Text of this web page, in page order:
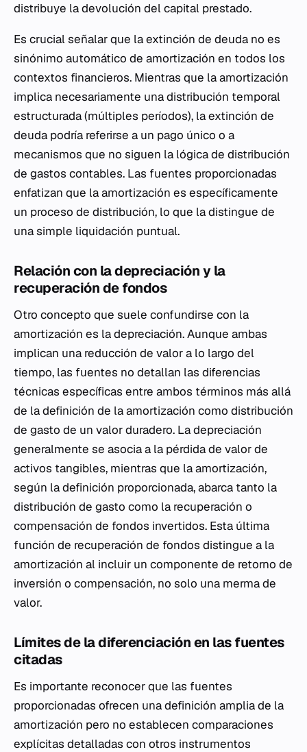
distribuye la devolución del capital prestado.
Es crucial señalar que la extinción de deuda no es
sinónimo automático de amortización en todos los
contextos financieros. Mientras que la amortización
implica necesariamente una distribución temporal
estructurada (múltiples períodos), la extinción de
deuda podría referirse a un pago único o a
mecanismos que no siguen la lógica de distribución
de gastos contables. Las fuentes proporcionadas
enfatizan que la amortización es específicamente
un proceso de distribución, lo que la distingue de
una simple liquidación puntual.
Relación con la depreciación y la
recuperación de fondos
Otro concepto que suele confundirse con la
amortización es la depreciación. Aunque ambas
implican una reducción de valor a lo largo del
tiempo, las fuentes no detallan las diferencias
técnicas específicas entre ambos términos más allá
de la definición de la amortización como distribución
de gasto de un valor duradero. La depreciación
generalmente se asocia a la pérdida de valor de
activos tangibles, mientras que la amortización,
según la definición proporcionada, abarca tanto la
distribución de gasto como la recuperación o
compensación de fondos invertidos. Esta última
función de recuperación de fondos distingue a la
amortización al incluir un componente de retorno de
inversión o compensación, no solo una merma de
valor.
Límites de la diferenciación en las fuentes
citadas
Es importante reconocer que las fuentes
proporcionadas ofrecen una definición amplia de la
amortización pero no establecen comparaciones
explícitas detalladas con otros instrumentos